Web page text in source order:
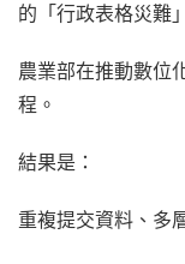
的「行政表格災難
農業部在推動數位
程。
結果是：
重複提交資料、多